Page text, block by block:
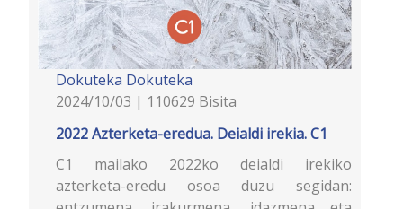
Dokuteka Dokuteka
2024/10/03 | 110629 Bisita
2022 Azterketa-eredua. Deialdi irekia. C1
C1 mailako 2022ko deialdi irekiko
azterketa-eredu osoa duzu segidan: